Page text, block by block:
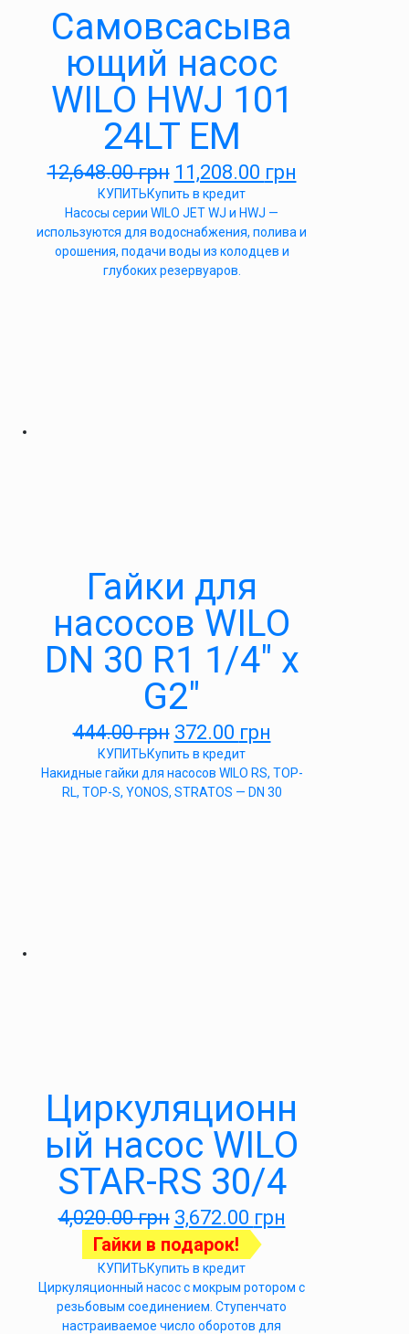
Самовсасыва
ющий насос
WILO HWJ 101
24LT EM
12,648.00грн 11,208.00 грн
КУПИТЬКупить в кредит
Насосы серии WILO JET WJ и HWJ —
используются для водоснабжения, полива и
орошения, подачи воды из колодцев и
глубоких резервуаров.
Гайки для
насосов WILO
DN 30 R1 1/4″ x
G2″
444.00грн 372.00 грн
КУПИТЬКупить в кредит
Накидные гайки для насосов WILO RS, TOP-
RL, TOP-S, YONOS, STRATOS — DN 30
Циркуляционн
ый насос WILO
STAR-RS 30/4
4,020.00грн 3,672.00 грн
Гайки в подарок!
КУПИТЬКупить в кредит
Циркуляционный насос с мокрым ротором с
резьбовым соединением. Ступенчато
настраиваемое число оборотов для